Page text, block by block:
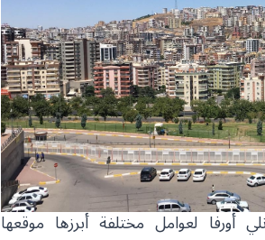
أورفا لعوامل مختلفة أبرزها موقعها